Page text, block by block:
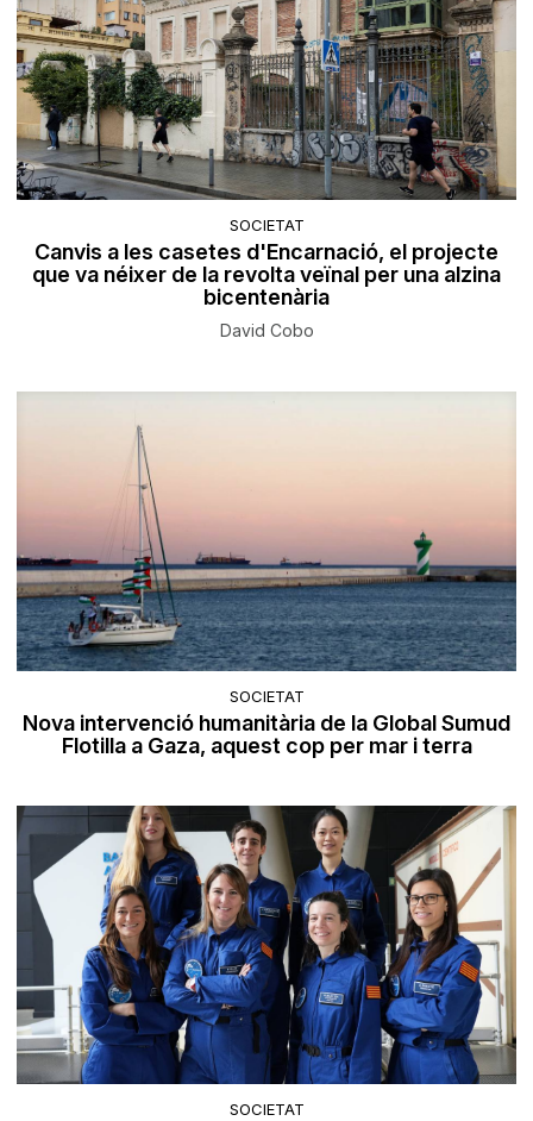
SOCIETAT
Canvis a les casetes d'Encarnació, el projecte
que va néixer de la revolta veïnal per una alzina
bicentenària
David Cobo
SOCIETAT
Nova intervenció humanitària de la Global Sumud
Flotilla a Gaza, aquest cop per mar i terra
SOCIETAT